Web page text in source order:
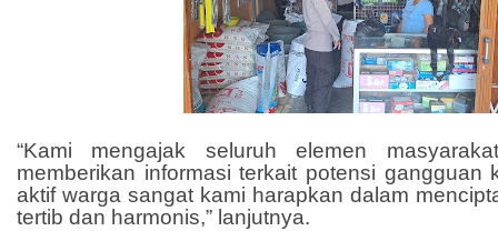
“Kami mengajak seluruh elemen
memberikan informasi terkait potensi gangguan
aktif warga sangat kami harapkan dalam
tertib dan harmonis,” lanjutnya.